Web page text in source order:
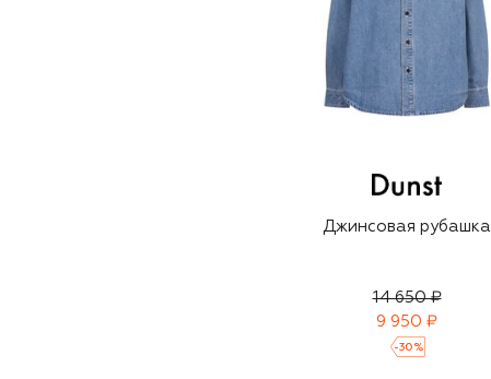
Джинсовая рубашка
14 650 ₽
9 950 ₽
-30 %